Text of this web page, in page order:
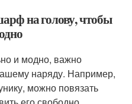
на голову, чтобы
и модно, важно
наряду. Например,
можно повязать